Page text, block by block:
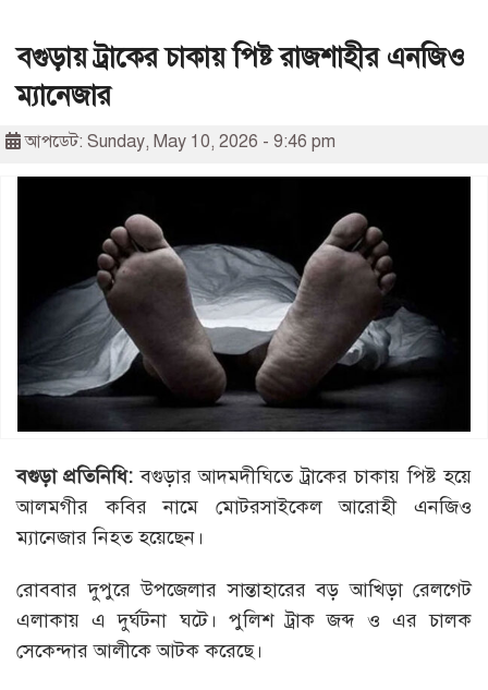
বগুড়ায় ট্রাকের চাকায় পিষ্ট রাজশাহীর এনজিও
ম্যানেজার
আপডেট: Sunday, May 10, 2026 - 9:46 pm
বগুড়া প্রতিনিধি: বগুড়ার আদমদীঘিতে ট্রাকের চাকায় পিষ্ট হয়ে
আলমগীর কবির নামে মোটরসাইকেল আরোহী এনজিও
ম্যানেজার নিহত হয়েছেন।
রোববার দুপুরে উপজেলার সান্তাহারের বড় আখিড়া রেলগেট
এলাকায় এ দুর্ঘটনা ঘটে। পুলিশ ট্রাক জব্দ ও এর চালক
সেকেন্দার আলীকে আটক করেছে।